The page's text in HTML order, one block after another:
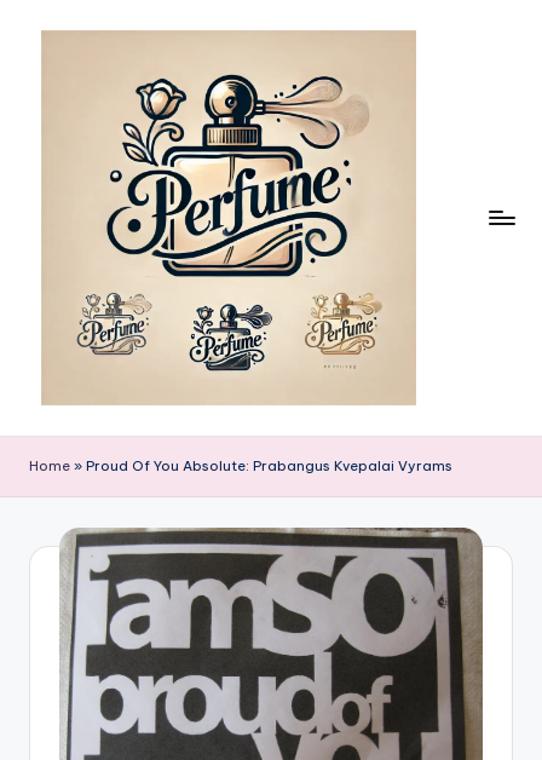
Home » Proud Of You Absolute: Prabangus Kvepalai Vyrams